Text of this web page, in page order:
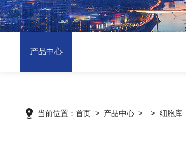
产品中心
当前位置：首页 > 产品中心 > >细胞库